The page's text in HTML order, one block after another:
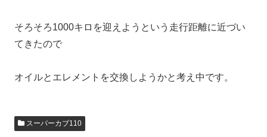
そろそろ1000キロを迎えようという走行距離に近づい
てきたので
オイルとエレメントを交換しようかと考え中です。
スーパーカブ110